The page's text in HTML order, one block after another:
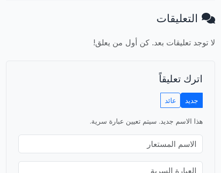
التعليقات
لا توجد تعليقات بعد. كن أول من يعلق!
اترك تعليقاً
جديد عائد
هذا الاسم جديد. سيتم تعيين عبارة سرية.